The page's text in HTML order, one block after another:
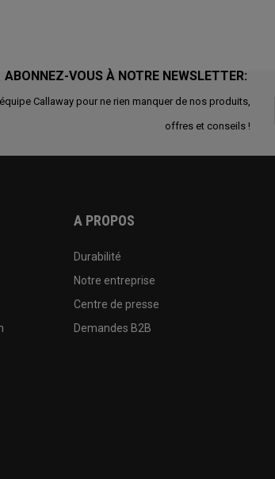
ABONNEZ-VOUS À NOTRE NEWSLETTER:
Callaway pour ne rien manquer de nos produits,
offres et conseils !
A PROPOS
Durabilité
Notre entreprise
Centre de presse
Demandes B2B